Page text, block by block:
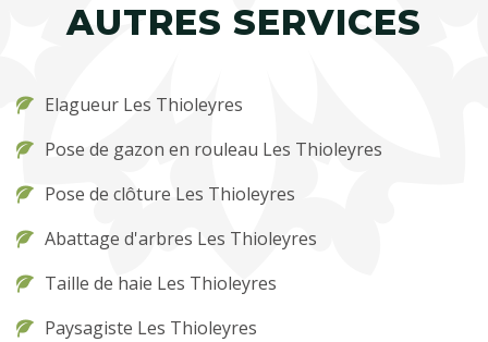
AUTRES SERVICES
Elagueur Les Thioleyres
Pose de gazon en rouleau Les Thioleyres
Pose de clôture Les Thioleyres
Abattage d'arbres Les Thioleyres
Taille de haie Les Thioleyres
Paysagiste Les Thioleyres